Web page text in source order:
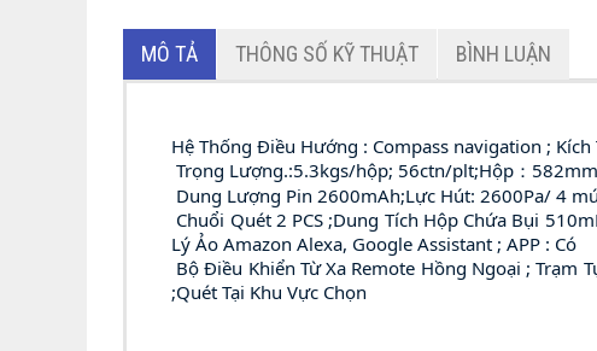
MÔ TẢ THÔNG SỐ KỸ THUẬT BÌNH LUẬN
Hệ Thống Điều Hướng : Compass navigation ;
Trọng Lượng.:5.3kgs/hộp; 56ctn/plt;Hộp：
Dung Lượng Pin 2600mAh;Lực Hút: 2600Pa/ 4
Chuổi Quét 2 PCS ;Dung Tích Hộp Chứa Bụi
Lý Ảo Amazon Alexa, Google Assistant ; APP : Có
Bộ Điều Khiển Từ Xa Remote Hồng Ngoại ; Trạm
;Quét Tại Khu Vực Chọn